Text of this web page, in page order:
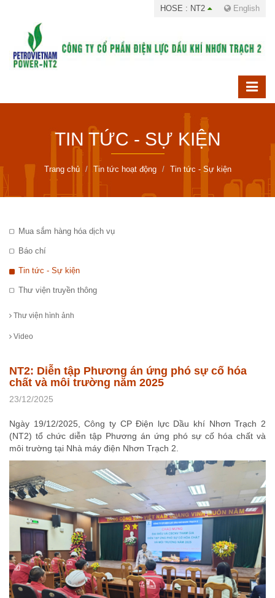
HOSE : NT2 English
TIN TỨC - SỰ KIỆN
Trang chủ Tin tức hoạt động Tin tức - Sự kiện
Mua sắm hàng hóa dịch vụ
Báo chí
Tin tức - Sự kiện
Thư viện truyền thông
Thư viện hình ảnh
Video
NT2: Diễn tập Phương án ứng phó sự cố hóa
chất và môi trường năm 2025
23/12/2025
Ngày 19/12/2025, Công ty CP Điện lực Dầu khí Nhơn Trạch 2
(NT2) tổ chức diễn tập Phương án ứng phó sự cố hóa chất và
môi trường tại Nhà máy điện Nhơn Trạch 2.